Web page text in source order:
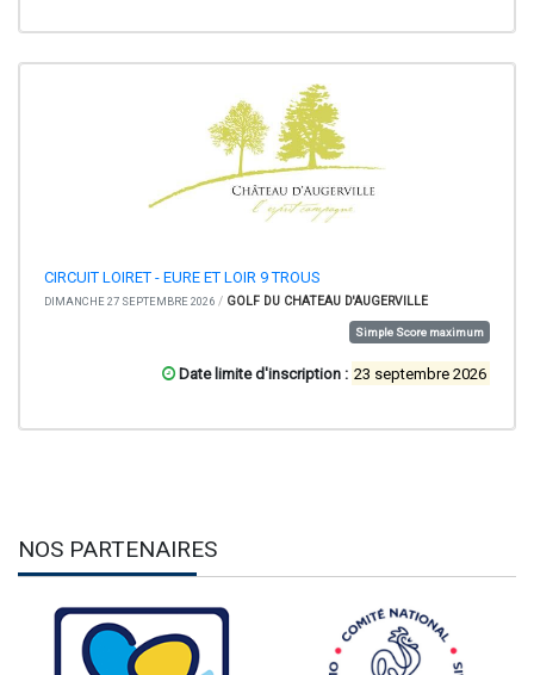
CIRCUIT LOIRET - EURE ET LOIR 9 TROUS
DIMANCHE 27 SEPTEMBRE 2026 / GOLF DU CHATEAU D'AUGERVILLE
Simple Score maximum
Date limite d'inscription : 23 septembre 2026
NOS PARTENAIRES